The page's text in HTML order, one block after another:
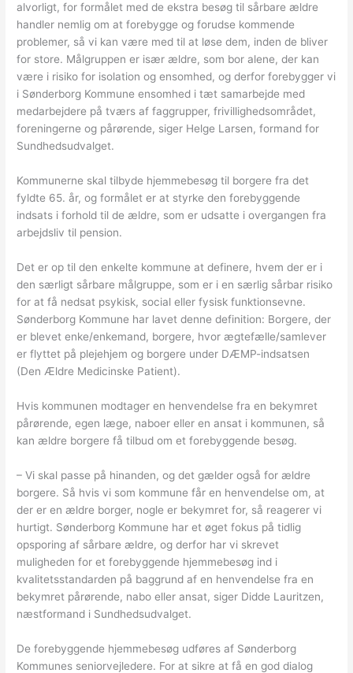
alvorligt, for formålet med de ekstra besøg til sårbare ældre
handler nemlig om at forebygge og forudse kommende
problemer, så vi kan være med til at løse dem, inden de bliver
for store. Målgruppen er især ældre, som bor alene, der kan
være i risiko for isolation og ensomhed, og derfor forebygger vi
i Sønderborg Kommune ensomhed i tæt samarbejde med
medarbejdere på tværs af faggrupper, frivillighedsområdet,
foreningerne og pårørende, siger Helge Larsen, formand for
Sundhedsudvalget.
Kommunerne skal tilbyde hjemmebesøg til borgere fra det
fyldte 65. år, og formålet er at styrke den forebyggende
indsats i forhold til de ældre, som er udsatte i overgangen fra
arbejdsliv til pension.
Det er op til den enkelte kommune at definere, hvem der er i
den særligt sårbare målgruppe, som er i en særlig sårbar risiko
for at få nedsat psykisk, social eller fysisk funktionsevne.
Sønderborg Kommune har lavet denne definition: Borgere, der
er blevet enke/enkemand, borgere, hvor ægtefælle/samlever
er flyttet på plejehjem og borgere under DÆMP-indsatsen
(Den Ældre Medicinske Patient).
Hvis kommunen modtager en henvendelse fra en bekymret
pårørende, egen læge, naboer eller en ansat i kommunen, så
kan ældre borgere få tilbud om et forebyggende besøg.
– Vi skal passe på hinanden, og det gælder også for ældre
borgere. Så hvis vi som kommune får en henvendelse om, at
der er en ældre borger, nogle er bekymret for, så reagerer vi
hurtigt. Sønderborg Kommune har et øget fokus på tidlig
opsporing af sårbare ældre, og derfor har vi skrevet
muligheden for et forebyggende hjemmebesøg ind i
kvalitetsstandarden på baggrund af en henvendelse fra en
bekymret pårørende, nabo eller ansat, siger Didde Lauritzen,
næstformand i Sundhedsudvalget.
De forebyggende hjemmebesøg udføres af Sønderborg
Kommunes seniorvejledere. For at sikre at få en god dialog